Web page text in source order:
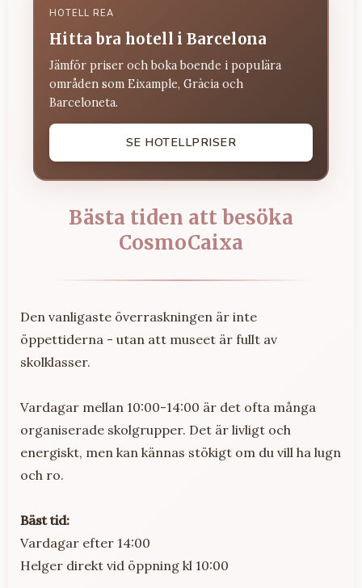
HOTELL REA
Hitta bra hotell i Barcelona
Jämför priser och boka boende i populära
områden som Eixample, Gràcia och
Barceloneta.
SE HOTELLPRISER
Bästa tiden att besöka
CosmoCaixa
Den vanligaste överraskningen är inte
öppettiderna - utan att museet är fullt av
skolklasser.
Vardagar mellan 10:00-14:00 är det ofta många
organiserade skolgrupper. Det är livligt och
energiskt, men kan kännas stökigt om du vill ha lugn
och ro.
Bäst tid:
Vardagar efter 14:00
Helger direkt vid öppning kl 10:00